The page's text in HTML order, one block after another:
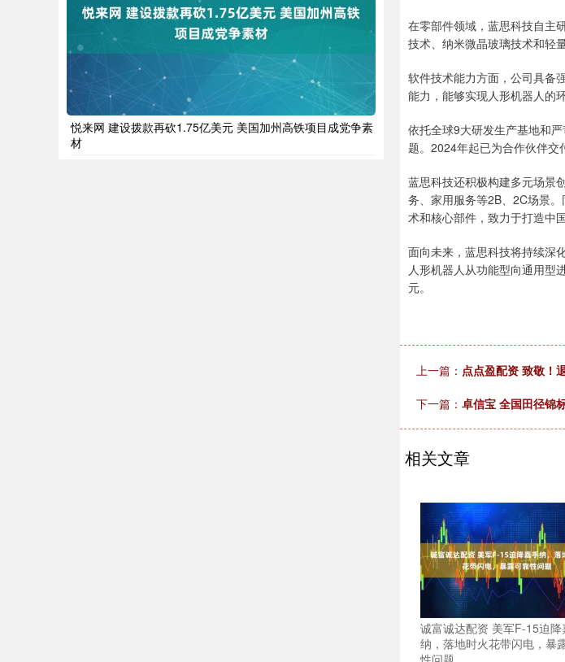
在零部件领域，蓝思科技自主
技术、纳米微晶玻璃技术和轻
软件技术能力方面，公司具备
能力，能够实现人形机器人的
依托全球9大研发生产基地和
题。2024年起已为合作伙伴交
蓝思科技还积极构建多元场景
务、家用服务等2B、2C场景
术和核心部件，致力于打造中
面向未来，蓝思科技将持续深
人形机器人从功能型向通用型
元。
上一篇： 点点盈配资 致敬！
下一篇： 卓信宝 全国田径锦
相关文章
诚富诚达配资 美军F-15迫降
纳，落地时火花带闪电，暴
性问题
悦来网 建设拨款再砍1.75亿美元 美国加州高铁项目成党争素
材